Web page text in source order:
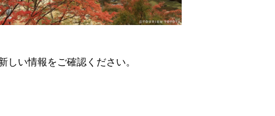
い情報をご確認ください。